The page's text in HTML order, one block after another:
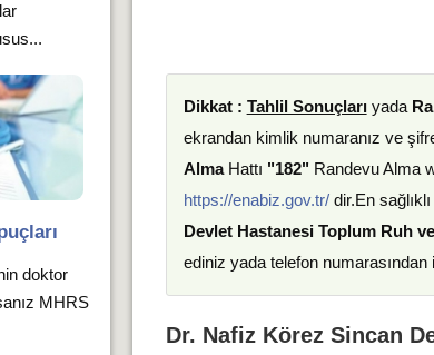
Dikkat : Tahlil Sonuçlarıyada
ekrandan kimlik numaranız ve
AlmaHattı "182" Randevu Alma
https://enabiz.gov.tr/dir.En
Devlet Hastanesi Toplum Ruh
ediniz yada telefon
Dr. Nafiz Körez Sincan
doktor
MHRS